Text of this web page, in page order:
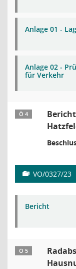
Anlage 01 -
Anlage 02 -
für Verkehr
Ö 4
VO/0327/23
Bericht
Ö 5